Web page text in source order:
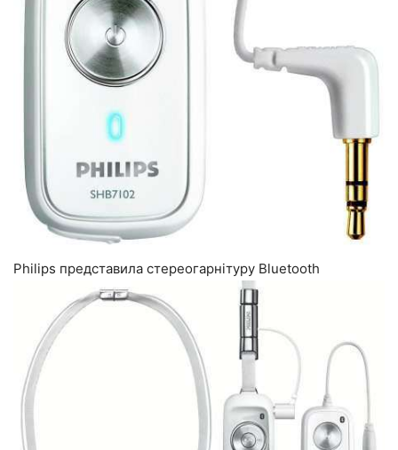
Philips представила стереогарнітуру Bluetooth